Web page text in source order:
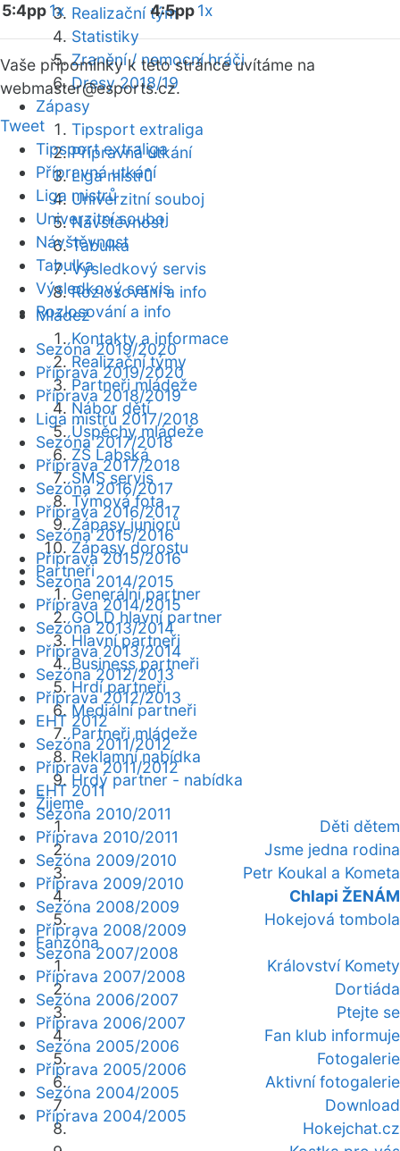
Realizační tým
Statistiky
Zranění / nemocní hráči
Dresy 2018/19
Zápasy
Tipsport extraliga
Přípravná utkání
Liga mistrů
Univerzitní souboj
Návštěvnost
Tabulka
Výsledkový servis
Rozlosování a info
Mládež
Kontakty a informace
Realizační týmy
Partneři mládeže
Nábor dětí
Úspěchy mládeže
ZŠ Labská
SMS servis
Týmová fota
Zápasy juniorů
Zápasy dorostu
Partneři
Generální partner
GOLD hlavní partner
Hlavní partneři
Business partneři
Hrdí partneři
Mediální partneři
Partneři mládeže
Reklamní nabídka
Hrdý partner - nabídka
Žijeme
Děti dětem
Jsme jedna rodina
Petr Koukal a Kometa
Chlapi ŽENÁM
Hokejová tombola
Fanzóna
Království Komety
Dortiáda
Ptejte se
Fan klub informuje
Fotogalerie
Aktivní fotogalerie
Download
Hokejchat.cz
5:4pp1x
4:5pp1x
Vaše připomínky k této stránce uvítáme na
webmaster@esports.cz.
Tweet
Tipsport extraliga
Přípravná utkání
Liga mistrů
Univerzitní souboj
Návštěvnost
Tabulka
Výsledkový servis
Rozlosování a info
Sezóna 2019/2020
Příprava 2019/2020
Příprava 2018/2019
Liga mistrů 2017/2018
Sezóna 2017/2018
Příprava 2017/2018
Sezóna 2016/2017
Příprava 2016/2017
Sezóna 2015/2016
Příprava 2015/2016
Sezóna 2014/2015
Příprava 2014/2015
Sezóna 2013/2014
Příprava 2013/2014
Sezóna 2012/2013
Příprava 2012/2013
EHT 2012
Sezóna 2011/2012
Příprava 2011/2012
EHT 2011
Sezóna 2010/2011
Příprava 2010/2011
Sezóna 2009/2010
Příprava 2009/2010
Sezóna 2008/2009
Příprava 2008/2009
Sezóna 2007/2008
Příprava 2007/2008
Sezóna 2006/2007
Příprava 2006/2007
Sezóna 2005/2006
Příprava 2005/2006
Sezóna 2004/2005
Příprava 2004/2005